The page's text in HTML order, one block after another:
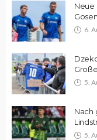
Neue
6.
5.
Nach
5.